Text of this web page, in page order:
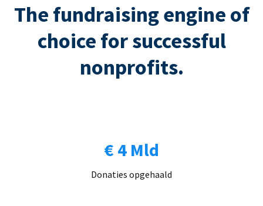
The fundraising engine of
choice for successful
nonprofits.
€ 4 Mld
Donaties opgehaald